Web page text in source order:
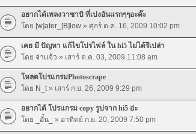
อยากได้เพลงวาซาบิ ที่เปงอันแรกๆๆอะค๊ะ
โดย [w]ater_[B]low » ศุกร์ ต.ค. 16, 2009 10:02 pm
เคย มี ปัญหา แก้ไขโปรไฟล์ ใน hi5 ไม่ได้รึเปล่า
โดย จ่าเเจ้ว » เสาร์ ต.ค. 03, 2009 11:08 am
โหลดโปรแกรมPhotoscrape
โดย N_t» เสาร์ ก.ย. 26, 2009 9:29 pm
อยากได้ โปรแกรม copy รูปจาก hi5 อ่ะ
โดย
_อั๋น_ » อาทิตย์ ก.ย. 20, 2009 7:50 pm